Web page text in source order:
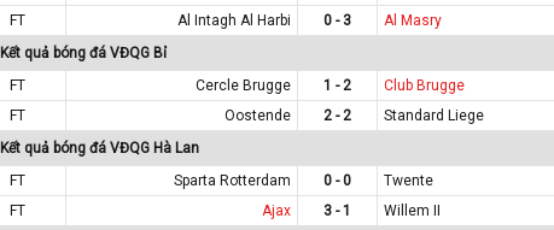
FT
Al Intagh Al Harbi 0 - 3 Al Masry
Kết quả bóng đá VĐQG Bỉ
FT
Cercle Brugge 1 - 2 Club Brugge
FT
Oostende 2 - 2 Standard Liege
Kết quả bóng đá VĐQG Hà Lan
FT
Sparta Rotterdam 0 - 0 Twente
FT
Ajax 3 - 1 Willem II